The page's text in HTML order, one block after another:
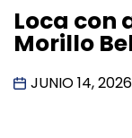
Loca con
Morillo
JUNIO 14, 2026